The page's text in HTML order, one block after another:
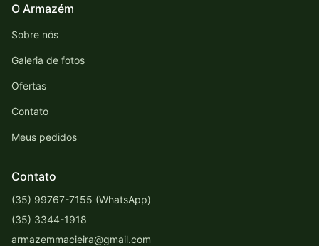
O Armazém
Sobre nós
Galeria de fotos
Ofertas
Contato
Meus pedidos
Contato
(35) 99767-7155 (WhatsApp)
(35) 3344-1918
armazemmacieira@gmail.com